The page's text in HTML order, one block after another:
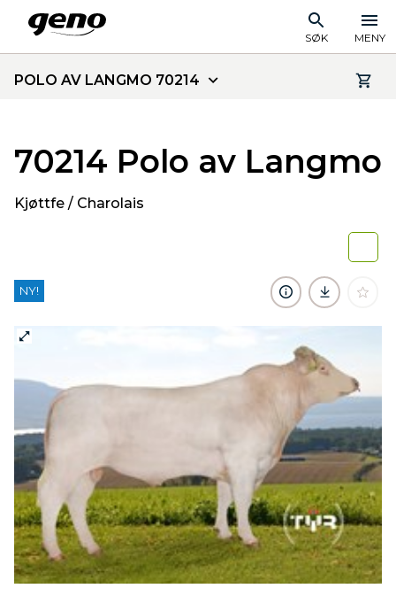
SØK MENY
POLO AV LANGMO 70214
70214 Polo av Langmo
Kjøttfe / Charolais
NY!